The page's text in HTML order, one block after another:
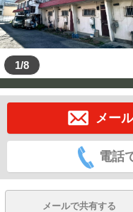
1/8
メー
電話
メールで共有する